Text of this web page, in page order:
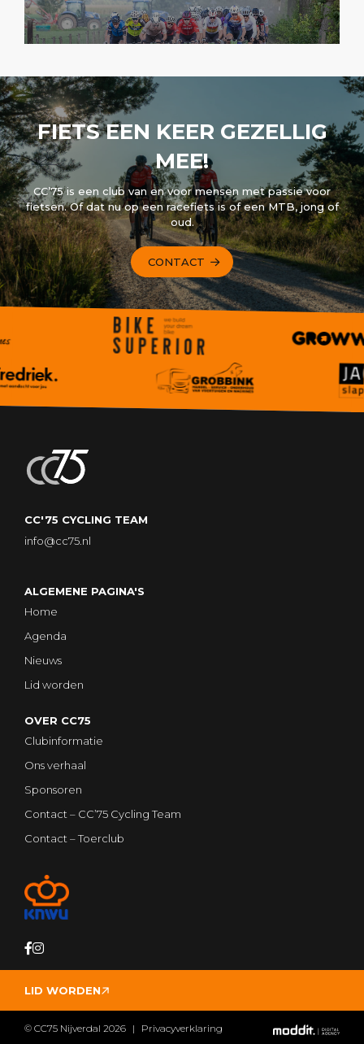
FIETS EEN KEER GEZELLIG
MEE!
CC’75 is een club van en voor mensen met passie voor
fietsen. Of dat nu op een racefiets is of een MTB, jong of
oud.
CONTACT
CC'75 CYCLING TEAM
info@cc75.nl
ALGEMENE PAGINA'S
Home
Agenda
Nieuws
Lid worden
OVER CC75
Clubinformatie
Ons verhaal
Sponsoren
Contact – CC’75 Cycling Team
Contact – Toerclub
LID WORDEN
© CC75 Nijverdal 2026 Privacyverklaring